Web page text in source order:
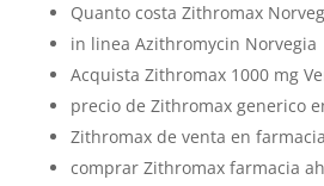
Quanto costa Zithromax
in linea Azithromycin Norvegia
Acquista Zithromax 1000 mg
precio de Zithromax generico
Zithromax de venta en
comprar Zithromax farmacia